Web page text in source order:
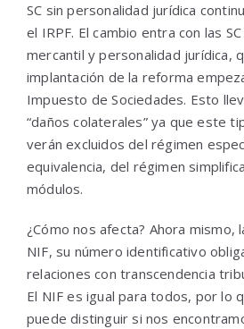
SC sin personalidad jurídica
el IRPF. El cambio entra con las
mercantil y personalidad jurídica,
implantación de la reforma
Impuesto de Sociedades. Esto
“daños colaterales” ya que este
verán excluidos del régimen
equivalencia, del régimen
módulos.
¿Cómo nos afecta? Ahora mismo,
NIF, su número identificativo
relaciones con transcendencia
El NIF es igual para todos, por lo
puede distinguir si nos